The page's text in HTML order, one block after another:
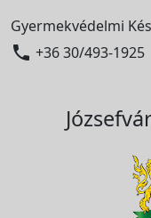
Gyermekvédelmi
 +36 30/493-1925